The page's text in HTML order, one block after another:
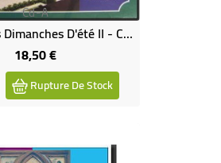
Cd-A
Messes Des Dimanches D'été II - Chant Grégorien (CD)
18,50 €Prix
Rupture De Stock